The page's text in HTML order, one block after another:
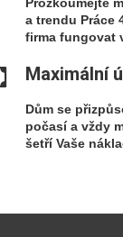
a trendu Práce
firma fungovat
Maximální
Dům se
počasí a vždy
šetří Vaše